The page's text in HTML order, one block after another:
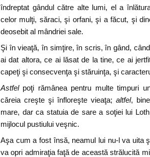
îndreptat gândul către alte lumi, el a
celor mulţi, săraci, şi orfani, şi a făcut, şi
deosebit al mândriei sale.
Şi în vieaţă, în simţire, în scris, în gând,
ai dat altora, ce ai lăsat de la tine, ce ai
capeţi şi consecvenţa şi stăruinţa, şi
Astfelpoţi rămânea pentru multe timpuri
căreia creşte şi înfloreşte vieaţa; altfel,
mare, dar ca statuia de sare a soţiei lui
mijlocul pustiului veşnic.
Aşa cum a fost însă, neamul lui nu-l va uita
va opri admiraţia faţă de această strălucită